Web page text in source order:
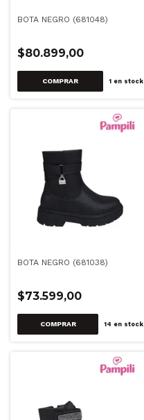
BOTA NEGRO (681048)
$80.899,00
COMPRAR 1en stock
BOTA NEGRO (681038)
$73.599,00
COMPRAR 14 en stock